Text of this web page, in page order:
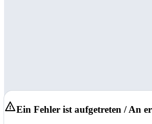
Ein Fehler ist aufgetreten / An